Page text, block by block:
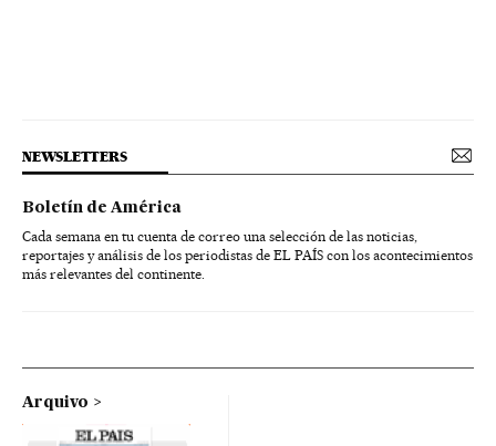
NEWSLETTERS
Boletín de América
Cada semana en tu cuenta de correo una selección de las noticias,
reportajes y análisis de los periodistas de EL PAÍS con los acontecimientos
más relevantes del continente.
Arquivo